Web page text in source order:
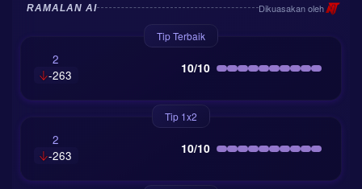
RAMALAN AI Dikuasakan oleh
Tip Terbaik
2
-263
10/10
Tip 1x2
2
-263
10/10